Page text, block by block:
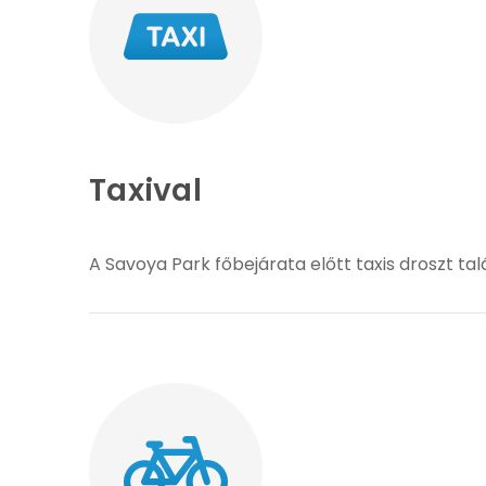
Taxival
A Savoya Park főbejárata előtt taxis droszt